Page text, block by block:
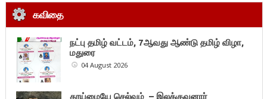
கவிதை
நட்பு தமிழ் வட்டம், 7ஆவது ஆண்டு தமிழ் விழா,
மதுரை
04 August 2026
தூய்மையே செல்வம் – இலக்குவனார்